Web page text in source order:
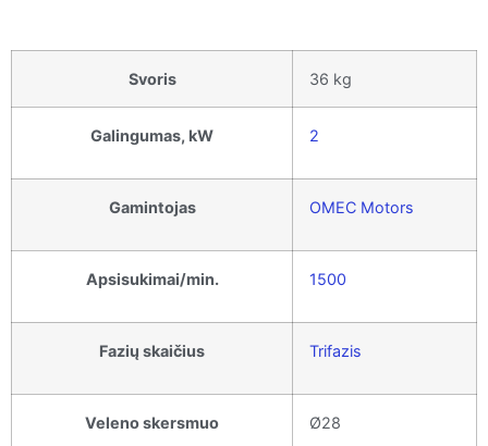
Svoris 36 kg
Galingumas, kW 2
Gamintojas OMEC Motors
Apsisukimai/min. 1500
Fazių skaičius Trifazis
Veleno skersmuo Ø28